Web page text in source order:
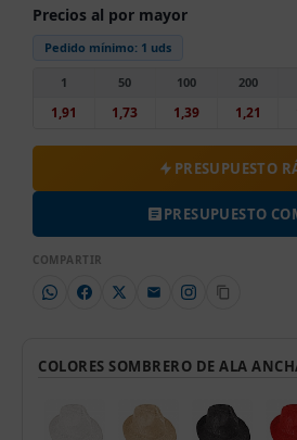
Precios al por mayor
Pedido mínimo: 1 uds
1
1,91
50
1,73
100
1,39
200
1,21
PRESUPUESTO
PRESUPUESTO
COMPARTIR
COLORES SOMBRERO DE ALA